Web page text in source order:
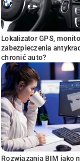
Lokalizator GPS,
zabezpieczenia
chronić auto?
Rozwiązania BIM jako